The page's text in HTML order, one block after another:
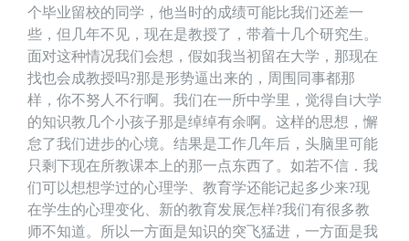
个毕业留校的同学，他当时的成绩可能比我们还差一
些，但几年不见，现在是教授了，带着十几个研究生。
面对这种情况我们会想，假如我当初留在大学，那现在
找也会成教授吗?那是形势逼出来的，周围同事都那
样，你不努人不行啊。我们在一所中学里，觉得自i大学
的知识教几个小孩子那是绰绰有余啊。这样的思想，懈
怠了我们进步的心境。结果是工作几年后，头脑里可能
只剩下现在所教课本上的那一点东西了。如若不信．我
们可以想想学过的心理学、教育学还能记起多少来?现
在学生的心理变化、新的教育发展怎样?我们有很多教
师不知道。所以一方面是知识的突飞猛进，一方面是我